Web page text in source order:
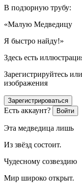
В подзорную трубу:
«Малую Медведицу
Я быстро найду!»
Здесь есть
Зарегистрируйтесь
изображения
Зарегистрироваться
Есть аккаунт? Войти
Эта медведица лишь
Из звёзд состоит.
Чудесному созвездию
Мир широко открыт.